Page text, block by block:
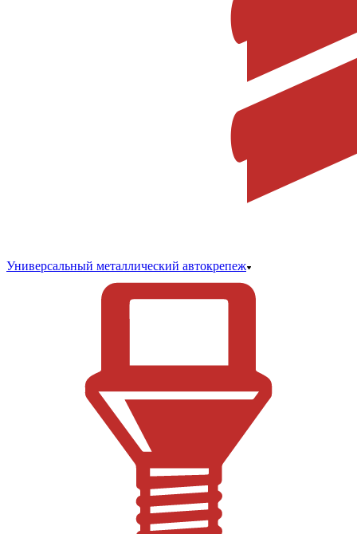
Универсальный металлический автокрепеж